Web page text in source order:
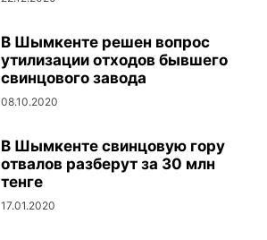
В Шымкенте решен вопрос
утилизации отходов бывшего
свинцового завода
08.10.2020
В Шымкенте свинцовую гору
отвалов разберут за 30 млн
тенге
17.01.2020